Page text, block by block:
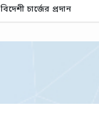
বিদেশী চার্জের প্রদান